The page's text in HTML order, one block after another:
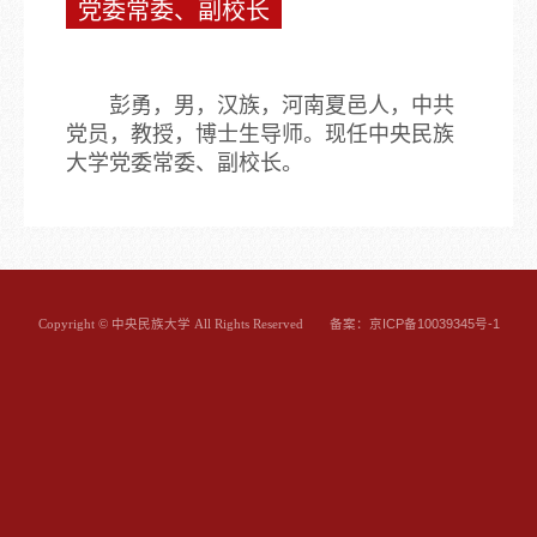
党委常委、副校长
彭勇，男，汉族，河南夏邑人，中共
党员，教授，博士生导师。现任中央民族
大学党委常委、副校长。
Copyright © 中央民族大学 All Rights Reserved 备案：京ICP备10039345号-1